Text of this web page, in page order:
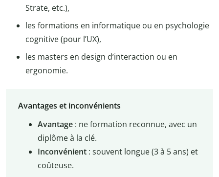
Strate, etc.),
les formations en informatique ou en psychologie
cognitive (pour l’UX),
les masters en design d’interaction ou en
ergonomie.
Avantages et inconvénients
Avantage: ne formation reconnue, avec un
diplôme à la clé.
Inconvénient: souvent longue (3 à 5 ans) et
coûteuse.